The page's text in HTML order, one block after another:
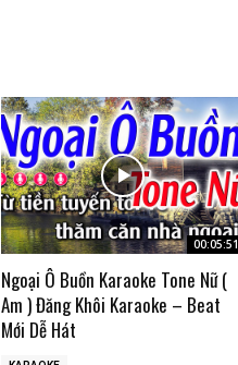
00:05:51
Ngoại Ô Buồn Karaoke Tone Nữ (
Am ) Đăng Khôi Karaoke – Beat
Mới Dễ Hát